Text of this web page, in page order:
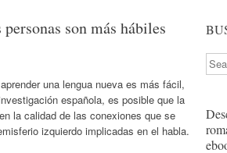
son más hábiles
una lengua nueva es más fácil,
española, es posible que la
la calidad de las conexiones que se
izquierdo implicadas en el habla.